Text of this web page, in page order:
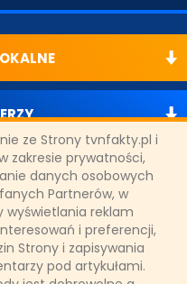
ze Strony tvnfakty.pl i
zakresie prywatności,
danych osobowych
Partnerów, w
wyświetlania reklam
i preferencji,
Strony i zapisywania
pod artykułami.